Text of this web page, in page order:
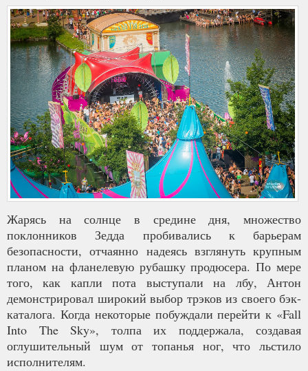
Жарясь на солнце в средине дня, множество
поклонников Зедда пробивались к барьерам
безопасности, отчаянно надеясь взглянуть крупным
планом на фланелевую рубашку продюсера. По мере
того, как капли пота выступали на лбу, Антон
демонстрировал широкий выбор трэков из своего бэк-
каталога. Когда некоторые побуждали перейти к «Fall
Into The Sky», толпа их поддержала, создавая
оглушительный шум от топанья ног, что льстило
исполнителям.